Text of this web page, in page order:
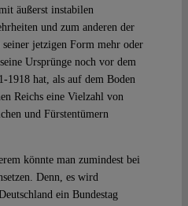
äußerst instabilen
und zum anderen der
jetzigen Form mehr oder
Ursprünge noch vor dem
1918 hat, als auf dem Boden
Reichs eine Vielzahl von
und Fürstentümern
könnte man zumindest bei
Denn, es wird
ein Bundestag